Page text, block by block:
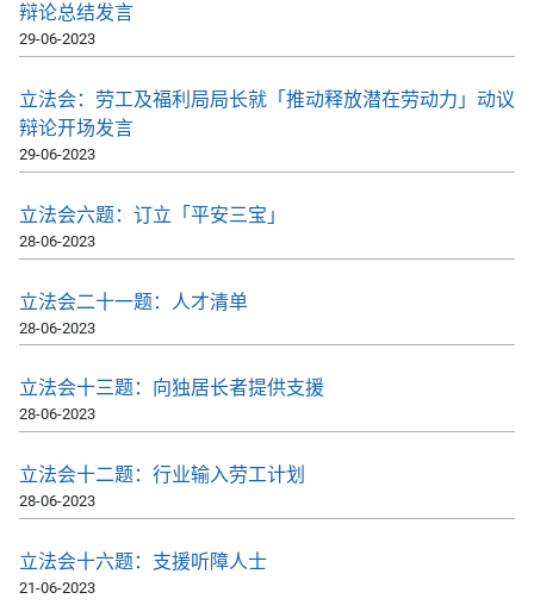
辩论总结发言
29-06-2023
立法会：劳工及福利局局长就「推动释放潜在劳动力」动议
辩论开场发言
29-06-2023
立法会六题：订立「平安三宝」
28-06-2023
立法会二十一题：人才清单
28-06-2023
立法会十三题：向独居长者提供支援
28-06-2023
立法会十二题：行业输入劳工计划
28-06-2023
立法会十六题：支援听障人士
21-06-2023